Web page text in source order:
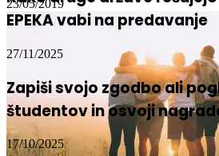
Kako druge države rešujejo
EPEKA vabi na predavanje
Zapiši svojo zgodbo ali
študentov in osvoji
23/05/2019